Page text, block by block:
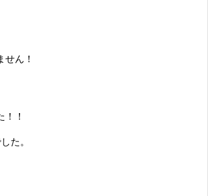
ん！
！
た。